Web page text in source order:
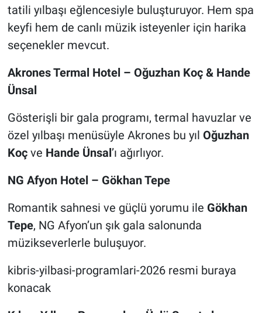
tatili yılbaşı eğlencesiyle buluşturuyor. Hem spa
keyfi hem de canlı müzik isteyenler için harika
seçenekler mevcut.
Akrones Termal Hotel – Oğuzhan Koç & Hande
Ünsal
Gösterişli bir gala programı, termal havuzlar ve
özel yılbaşı menüsüyle Akrones bu yıl Oğuzhan
Koçve Hande Ünsal’ı ağırlıyor.
NG Afyon Hotel – Gökhan Tepe
Romantik sahnesi ve güçlü yorumu ile Gökhan
Tepe, NG Afyon’un şık gala salonunda
müzikseverlerle buluşuyor.
kibris-yilbasi-programlari-2026 resmi buraya
konacak